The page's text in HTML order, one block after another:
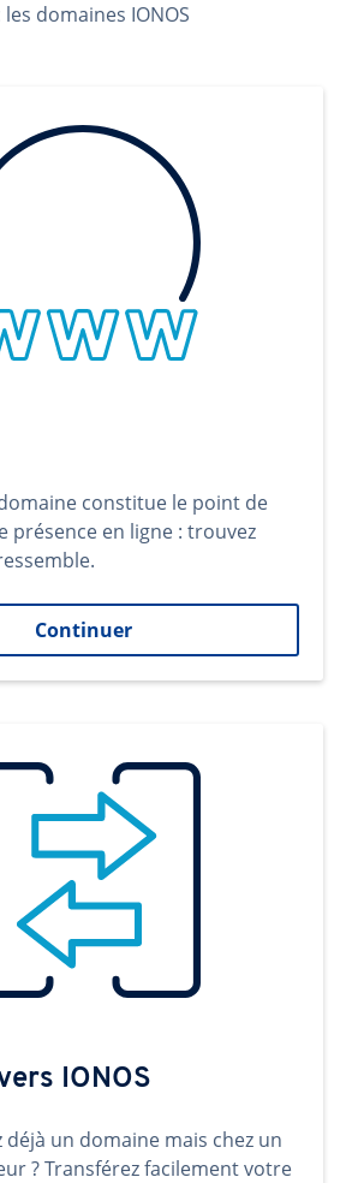
les domaines IONOS
constitue le point de
présence en ligne : trouvez
Continuer
IONOS
déjà un domaine mais chez un
? Transférez facilement votre